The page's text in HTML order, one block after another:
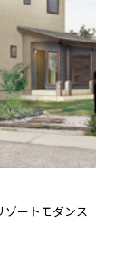
ゾートモダンス